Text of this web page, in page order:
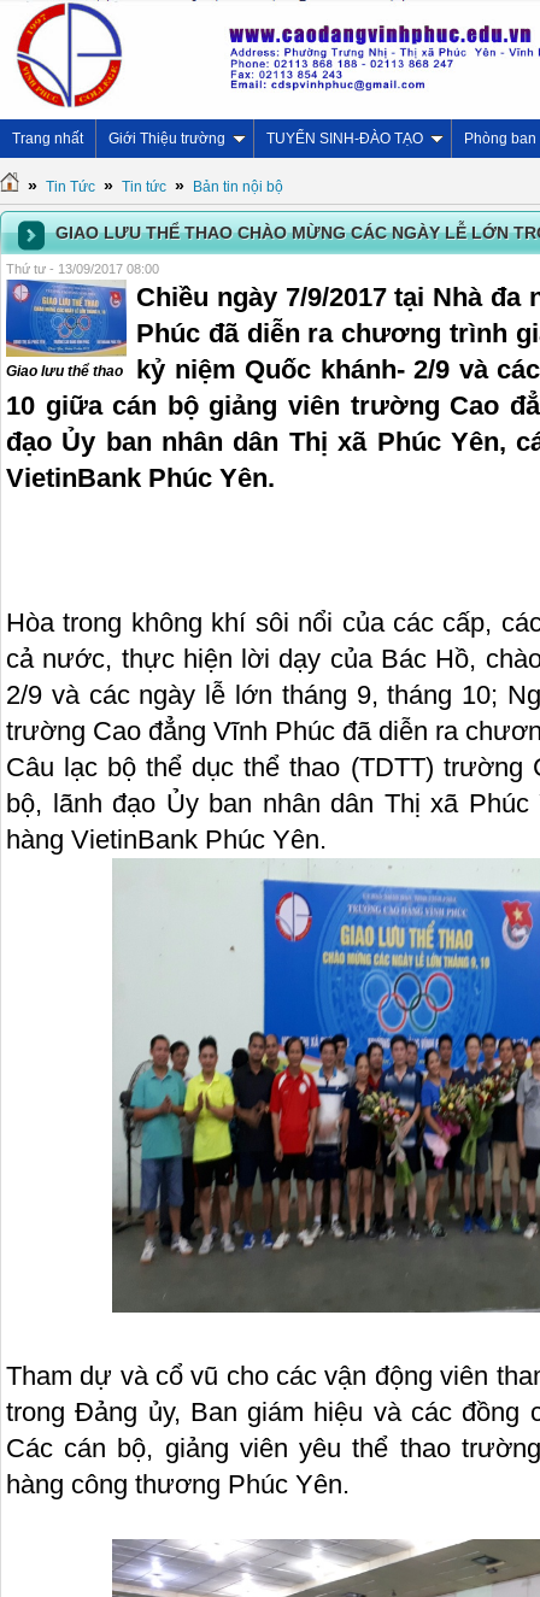
Trang nhất Giới Thiệu trường TUYỂN SINH-ĐÀO TẠO Phòng ban
» Tin Tức » Tin tức » Bản tin nội bộ
GIAO LƯU THỂ THAO CHÀO MỪNG CÁC NGÀY LỄ LỚN
Thứ tư - 13/09/2017 08:00
Giao lưu thể thao
Chiều ngày 7/9/2017 tại Nhà
Phúc đã diễn ra chương trình
kỷ niệm Quốc khánh- 2/9 và
10 giữa cán bộ giảng viên trường Cao
đạo Ủy ban nhân dân Thị xã Phúc Yên,
VietinBank Phúc Yên.
Hòa trong không khí sôi nổi của các cấp,
cả nước, thực hiện lời dạy của Bác Hồ,
2/9 và các ngày lễ lớn tháng 9, tháng 10;
trường Cao đẳng Vĩnh Phúc đã diễn ra
Câu lạc bộ thể dục thể thao (TDTT) trường
bộ, lãnh đạo Ủy ban nhân dân Thị xã
hàng VietinBank Phúc Yên.
Tham dự và cổ vũ cho các vận động viên
trong Đảng ủy, Ban giám hiệu và các đồng
Các cán bộ, giảng viên yêu thể thao
hàng công thương Phúc Yên.